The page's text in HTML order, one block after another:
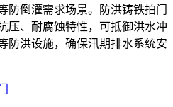
防倒灌需求场景。防洪铸铁拍门
压、耐腐蚀特性，可抵御洪水冲
防洪设施，确保汛期排水系统安